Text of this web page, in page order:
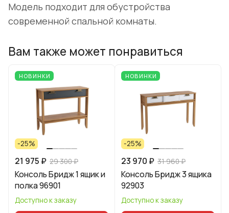
Модель подходит для обустройства
современной спальной комнаты.
Вам также может понравиться
НОВИНКИ
-25%
21 975 ₽ 29 300 ₽
Консоль Бридж 1 ящик и
полка 96901
Доступно к заказу
НОВИНКИ
-25%
23 970 ₽ 31 960 ₽
Консоль Бридж 3 ящика
92903
Доступно к заказу